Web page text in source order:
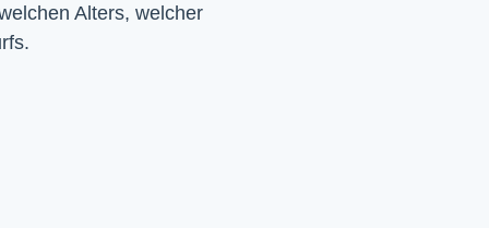
Alters, welcher